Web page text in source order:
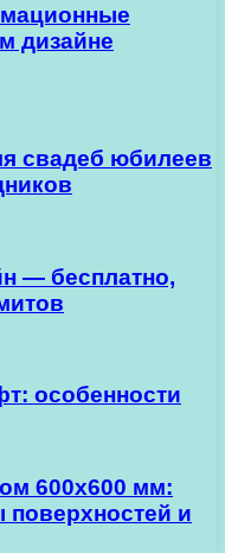
дизайне
свадеб юбилеев
— бесплатно,
особенности
600х600 мм:
поверхностей и